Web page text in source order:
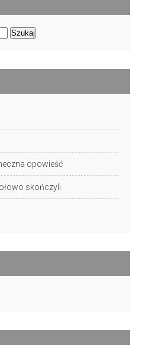
opowieść
skończyli